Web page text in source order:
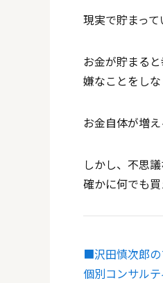
現実で貯まって
お金が貯まる
嫌なことをしな
お金自体が増
しかし、不思
確かに何でも
■沢田慎次郎
個別コンサル